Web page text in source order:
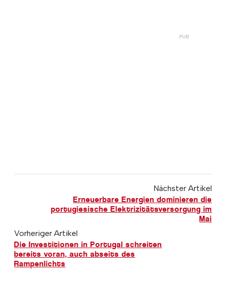
Nächster Artikel
Erneuerbare Energien dominieren die
portugiesische Elektrizitätsversorgung im
Mai
Vorheriger Artikel
Die Investitionen in Portugal schreiten
bereits voran, auch abseits des
Rampenlichts